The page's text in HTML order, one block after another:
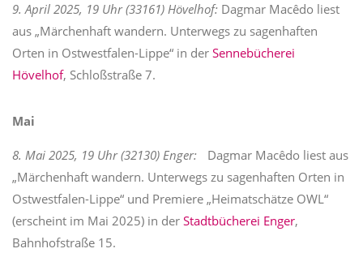
9. April 2025, 19 Uhr (33161) Hövelhof: Dagmar Macêdo liest
aus „Märchenhaft wandern. Unterwegs zu sagenhaften
Orten in Ostwestfalen-Lippe“ in der Sennebücherei
Hövelhof, Schloßstraße 7.
Mai
8. Mai 2025, 19 Uhr (32130) Enger: Dagmar Macêdo liest aus
„Märchenhaft wandern. Unterwegs zu sagenhaften Orten in
Ostwestfalen-Lippe“ und Premiere „Heimatschätze OWL“
(erscheint im Mai 2025) in der Stadtbücherei Enger,
Bahnhofstraße 15.